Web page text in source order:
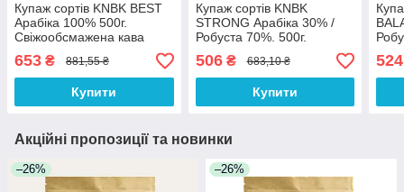
Купаж сортів KNBK BEST
Арабіка 100% 500г.
Свіжообсмажена кава
653 ₴ 881,55 ₴
Купити
Купаж сортів KNBK
STRONG Арабіка 30% /
Робуста 70%. 500г.
Свіжообсмажена кава
506₴ 683,10 ₴
Купити
524
Акційні пропозиції та новинки
–26% –26%